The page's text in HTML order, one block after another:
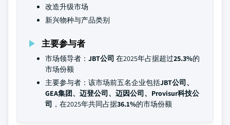
改造升级市场
新兴物种与产品类别
主要参与者
市场领导者： JBT公司 在2025年占据超过25.3%的
市场份额
主要参与者：该市场前五名企业包括JBT公司、
GEA集团、迈登公司、迈因公司、Provisur科技公
司 ，在2025年共同占据36.1%的市场份额